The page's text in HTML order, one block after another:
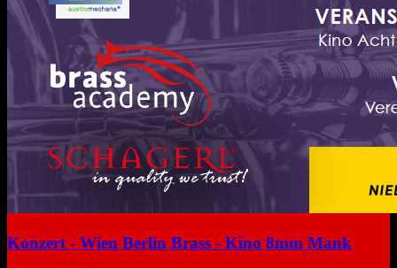
Konzert - Wien Berlin Brass - Kino 8mm Mank